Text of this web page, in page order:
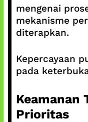
mengenai
mekanisme
diterapkan.
Kepercayaan
pada
Keamanan
Prioritas